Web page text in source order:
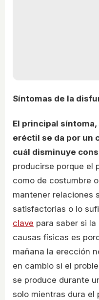
Síntomas de la
El principal
eréctil se da por un
cuál disminuye
producirse porque el
como de costumbre
mantener relaciones
satisfactorias o lo
clave para saber si
causas físicas es
mañana la erección
en cambio si el
se produce durante
solo mientras dura el